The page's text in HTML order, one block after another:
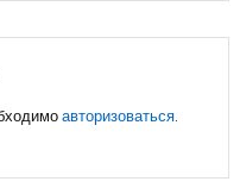
авторизоваться.